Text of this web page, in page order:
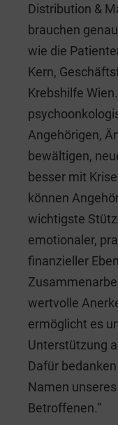
Distribution &
brauchen
wie die
Kern,
Krebshilfe
Angehörigen,
bewältigen,
besser mit
können
wichtigste
emotionaler,
finanzieller
wertvolle
ermöglicht es
Unterstützung
Dafür
Namen
Betroffenen.“